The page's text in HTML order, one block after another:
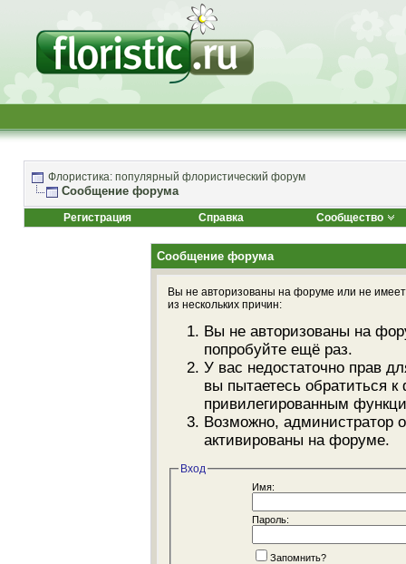
Флористика: популярный флористический форум
Сообщение форума
Регистрация Справка Сообщество
Сообщение форума
Вы не авторизованы на форуме или не
из нескольких причин:
Вы не авторизованы на
попробуйте ещё раз.
У вас недостаточно прав
вы пытаетесь обратиться
привилегированным
Возможно, администратор
активированы на форуме.
Вход
Имя:
Пароль:
Запомнить?